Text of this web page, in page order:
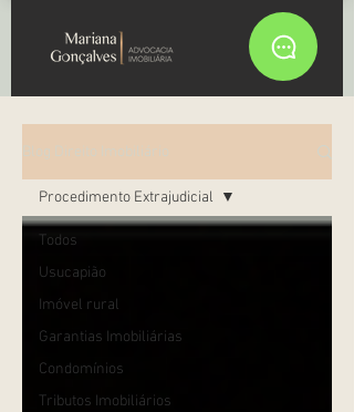
Todos
Usucapião
Imóvel rural
Garantias Imobiliárias
Condomínios
Tributos Imobiliários
Procedimento Extrajudicial